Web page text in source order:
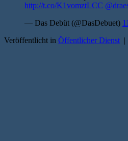
http://t.co/K1vomztLCC
— Das Debüt (@DasDebuet)
Veröffentlicht in Öffentlicher Dienst |